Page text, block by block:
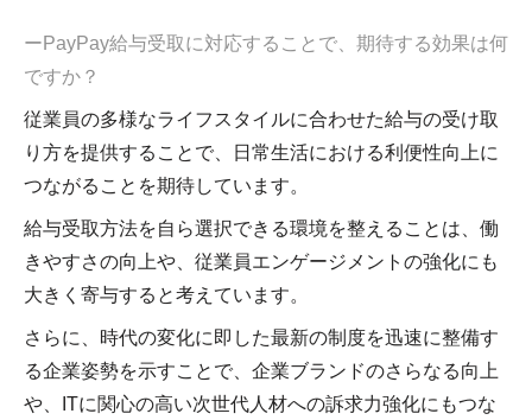
ーPayPay給与受取に対応することで、期待する効果は何
ですか？
従業員の多様なライフスタイルに合わせた給与の受け取
り方を提供することで、日常生活における利便性向上に
つながることを期待しています。
給与受取方法を自ら選択できる環境を整えることは、働
きやすさの向上や、従業員エンゲージメントの強化にも
大きく寄与すると考えています。
さらに、時代の変化に即した最新の制度を迅速に整備す
る企業姿勢を示すことで、企業ブランドのさらなる向上
や、ITに関心の高い次世代人材への訴求力強化にもつな